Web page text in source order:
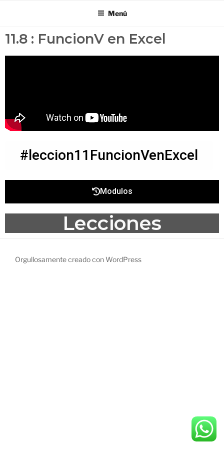
Menú
11.8 : FuncionV en Excel
#leccion11FuncionVenExcel
Modulos
Lecciones
Orgullosamente creado con WordPress